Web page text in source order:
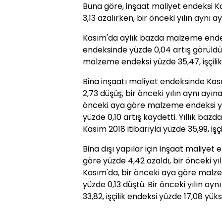
Buna göre, inşaat maliyet endeksi
3,13 azalırken, bir önceki yılın aynı
Kasım'da aylık bazda malzeme
endeksinde yüzde 0,04 artış
malzeme endeksi yüzde 35,47,
Bina inşaatı maliyet endeksinde
2,73 düşüş, bir önceki yılın aynı
önceki aya göre malzeme endeksi
yüzde 0,10 artış kaydetti. Yıllık
Kasım 2018 itibarıyla yüzde 35,99,
Bina dışı yapılar için inşaat maliyet
göre yüzde 4,42 azaldı, bir önceki
Kasım'da, bir önceki aya göre
yüzde 0,13 düştü. Bir önceki yılın
33,82, işçilik endeksi yüzde 17,08